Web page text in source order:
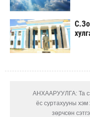
АНХААРУУЛГА: Та
ёс суртахууны хэм
зөрчсөн